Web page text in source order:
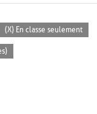
(X) En classe seulement